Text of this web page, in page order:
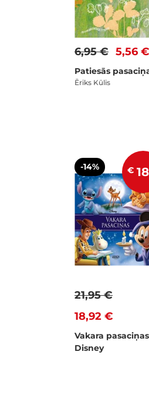
5,56 €
6,95 €
Patiesās
Ēriks Kūlis
-14% € 18
18,92 €
21,95 €
Vakara
Disney